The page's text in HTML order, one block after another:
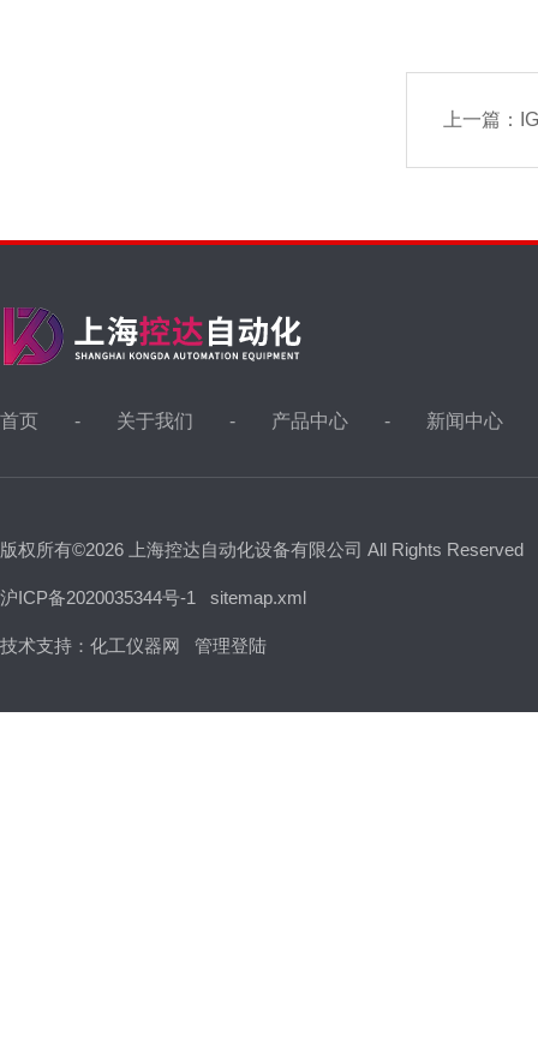
上一篇：
首页 关于我们 产品中心 新闻中心
版权所有©2026 上海控达自动化设备有限公司 All Rights Reserved
沪ICP备2020035344号-1 sitemap.xml
技术支持： 化工仪器网 管理登陆